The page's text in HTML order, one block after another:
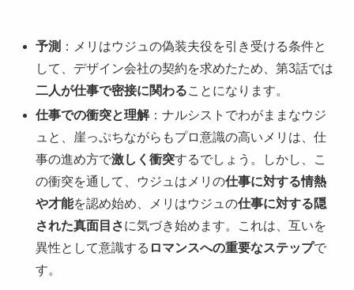
予測 ：メリはウジュの偽装夫役を引き受ける条件と
して、デザイン会社の契約を求めたため、第3話では
二人が仕事で密接に関わることになります。
仕事での衝突と理解：ナルシストでわがままなウジ
ュと、崖っぷちながらもプロ意識の高いメリは、仕
事の進め方で激しく衝突するでしょう。しかし、こ
の衝突を通して、ウジュはメリの仕事に対する情熱
や才能を認め始め、メリはウジュの仕事に対する隠
された真面目さに気づき始めます。これは、互いを
異性として意識する ロマンスへの重要なステップで
す。